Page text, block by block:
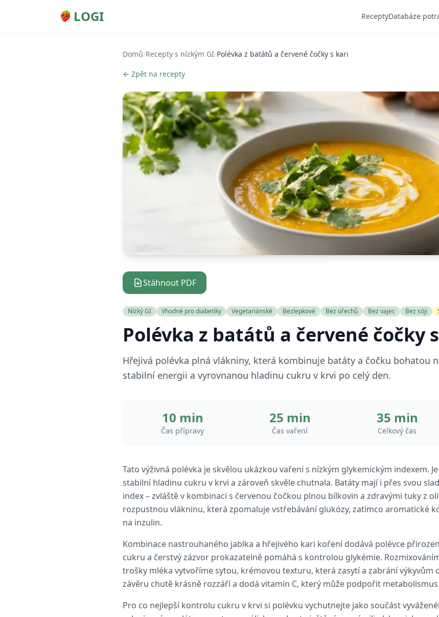
LOGI ReceptyDatabáze
Domů/Recepty s nízkým GI/Polévka z batátů a červené čočky s kari
← Zpět na recepty
Stáhnout PDF
Nízký GI Vhodné pro diabetiky Vegetariánské Bezlepkové Bez ořechů Bez vajec Bez sóji
Polévka z batátů a červené čočky
Hřejivá polévka plná vlákniny, která kombinuje batáty a čočku bohatou
stabilní energii a vyrovnanou hladinu cukru v krvi po celý den.
10 min
Čas přípravy
25 min
Čas vaření
35 min
Celkový čas
Tato výživná polévka je skvělou ukázkou vaření s nízkým glykemickým indexem.
stabilní hladinu cukru v krvi a zároveň skvěle chutnala. Batáty mají i přes svou
index – zvláště v kombinaci s červenou čočkou plnou bílkovin a zdravými tuky z
rozpustnou vlákninu, která zpomaluje vstřebávání glukózy, zatímco aromatické
na inzulin.
Kombinace nastrouhaného jablka a hřejivého kari koření dodává polévce
cukru a čerstvý zázvor prokazatelně pomáhá s kontrolou glykémie.
trošky mléka vytvoříme sytou, krémovou texturu, která zasytí a zabrání výkyvům
závěru chutě krásně rozzáří a dodá vitamin C, který může podpořit
Pro co nejlepší kontrolu cukru v krvi si polévku vychutnejte jako součást